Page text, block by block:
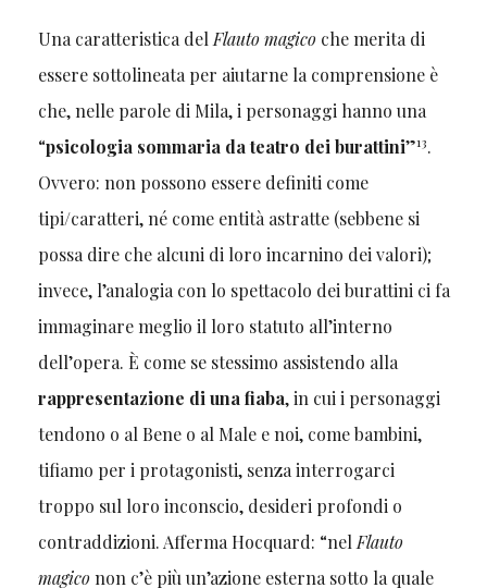
Una caratteristica del Flauto magicoche merita di
essere sottolineata per aiutarne la comprensione è
che, nelle parole di Mila, i personaggi hanno una
“psicologia sommaria da teatro dei burattini”13.
Ovvero: non possono essere definiti come
tipi/caratteri, né come entità astratte (sebbene si
possa dire che alcuni di loro incarnino dei valori);
invece, l’analogia con lo spettacolo dei burattini ci fa
immaginare meglio il loro statuto all’interno
dell’opera. È come se stessimo assistendo alla
rappresentazione di una fiaba, in cui i personaggi
tendono o al Bene o al Male e noi, come bambini,
tifiamo per i protagonisti, senza interrogarci
troppo sul loro inconscio, desideri profondi o
contraddizioni. Afferma Hocquard: “nel Flauto
magiconon c’è più un’azione esterna sotto la quale